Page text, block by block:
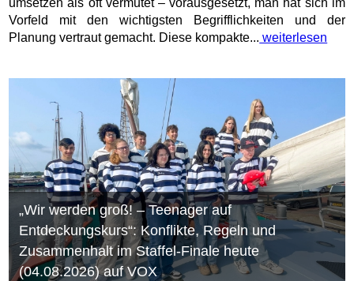
Vorfeld mit den wichtigsten Begrifflichkeiten und der
Planung vertraut gemacht. Diese kompakte... weiterlesen
„Wir werden groß! – Teenager auf
Entdeckungskurs“: Konflikte, Regeln und
Zusammenhalt im Staffel-Finale heute
(04.08.2026) auf VOX